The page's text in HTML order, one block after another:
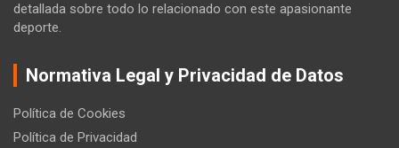
detallada sobre todo lo relacionado con este apasionante
deporte.
Normativa Legal y Privacidad de Datos
Política de Cookies
Política de Privacidad